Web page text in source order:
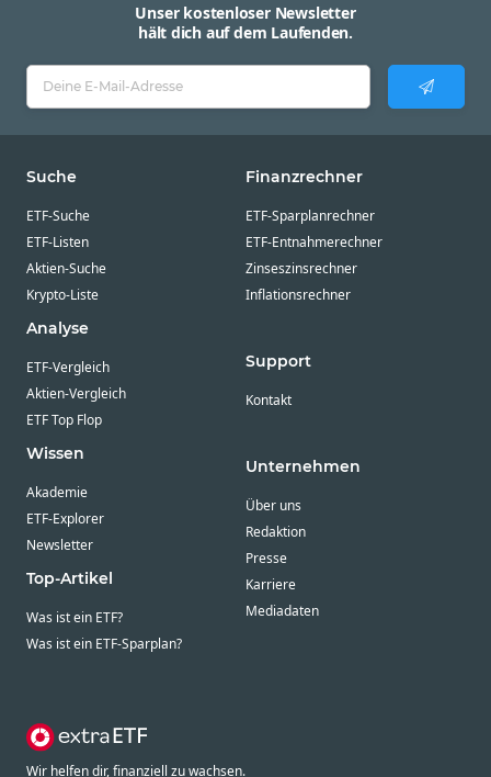
Unser kostenloser Newsletter
hält dich auf dem Laufenden.
Suche
ETF-Suche
ETF-Listen
Aktien-Suche
Krypto-Liste
Analyse
ETF-Vergleich
Aktien-Vergleich
ETF Top Flop
Wissen
Akademie
ETF-Explorer
Newsletter
Top-Artikel
Was ist ein ETF?
Was ist ein ETF-Sparplan?
Finanzrechner
ETF-Sparplanrechner
ETF-Entnahmerechner
Zinseszinsrechner
Inflationsrechner
Support
Kontakt
Unternehmen
Über uns
Redaktion
Presse
Karriere
Mediadaten
Wir helfen dir, finanziell zu wachsen.